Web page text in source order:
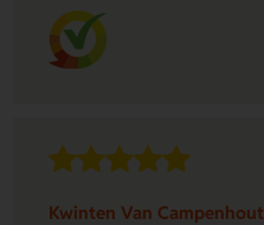
Kwinten Van Campenhout